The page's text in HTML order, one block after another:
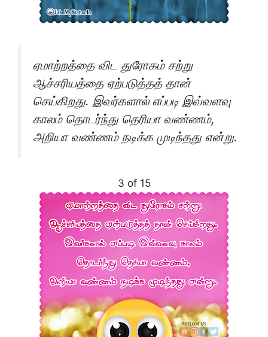
ஏமாற்றத்தை விட துரோகம் சற்று
ஆச்சரியத்தை ஏற்படுத்தத் தான்
செய்கிறது. இவர்களால் எப்படி இவ்வளவு
காலம் தொடர்ந்து தெரியா வண்ணம்,
அறியா வண்ணம் நடிக்க முடிந்தது என்று.
3 of 15